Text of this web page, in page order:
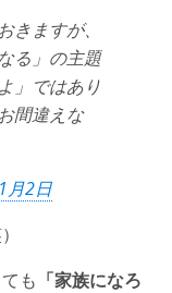
ますが、
る」の主題
」ではあり
間違えな
月2日
も 「家族になろ